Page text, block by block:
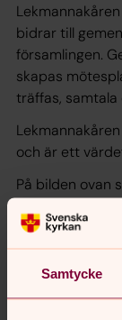
Samtycke
bidrar till
församlingen.
skapas
träffas,
och är ett
På bilden ovan